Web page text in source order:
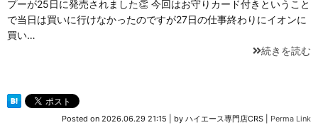
プーが25日に発売されました👏 今回はお守りカード付きということ
で当日は買いに行けなかったのですが27日の仕事終わりにイオンに
買い…
続きを読む
Posted on 2026.06.29 21:15 by ハイエース専門店CRS Perma Link